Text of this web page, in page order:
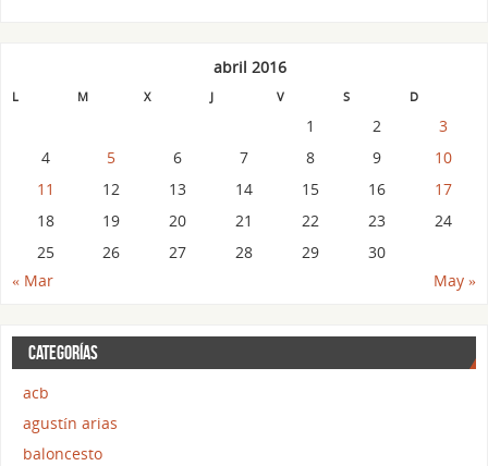
abril 2016
L M X J V S D
« Mar May »
1 2
3
4
5 6 7 8 9
10
11
12 13 14 15 16
17
18
19 20 21 22 23
24
25
26 27 28 29 30
CATEGORÍAS
acb
agustín arias
baloncesto